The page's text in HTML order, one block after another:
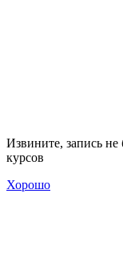
Извините, запись
курсов
Хорошо